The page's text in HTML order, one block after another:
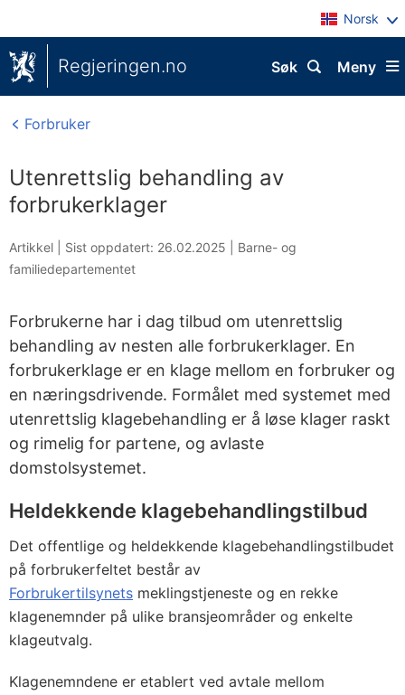
Norsk
Regjeringen.no Meny
Søk
Forbruker
Utenrettslig behandling av
forbrukerklager
Artikkel | Sist oppdatert: 26.02.2025
Barne- og
familiedepartementet
Forbrukerne har i dag tilbud om utenrettslig
behandling av nesten alle forbrukerklager. En
forbrukerklage er en klage mellom en forbruker og
en næringsdrivende. Formålet med systemet med
utenrettslig klagebehandling er å løse klager raskt
og rimelig for partene, og avlaste
domstolsystemet.
Heldekkende klagebehandlingstilbud
Det offentlige og heldekkende klagebehandlingstilbudet
på forbrukerfeltet består av
Forbrukertilsynets meklingstjeneste og en rekke
klagenemnder på ulike bransjeområder og enkelte
klageutvalg.
Klagenemndene er etablert ved avtale mellom